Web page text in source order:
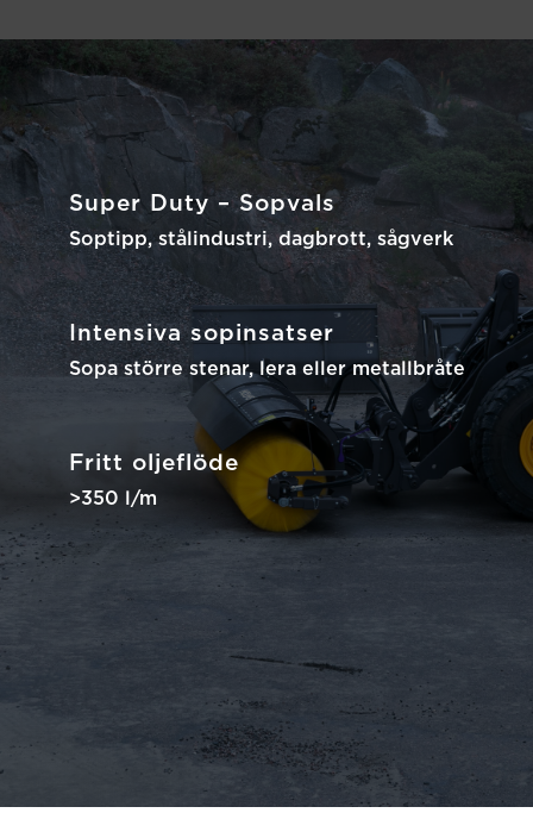
Super Duty – Sopvals
Soptipp, stålindustri, dagbrott, sågverk
Intensiva sopinsatser
Sopa större stenar, lera eller metallbråte
Fritt oljeflöde
>350 l/m